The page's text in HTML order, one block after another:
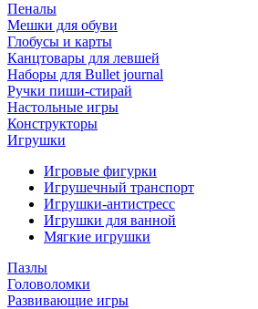
Пеналы
Мешки для обуви
Глобусы и карты
Канцтовары для левшей
Наборы для Bullet journal
Ручки пиши-стирай
Настольные игры
Конструкторы
Игрушки
Игровые фигурки
Игрушечный транспорт
Игрушки-антистресс
Игрушки для ванной
Мягкие игрушки
Пазлы
Головоломки
Развивающие игры